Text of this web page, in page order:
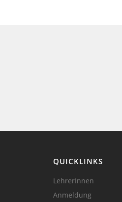
QUICKLINKS
LehrerInnen
Anmeldung